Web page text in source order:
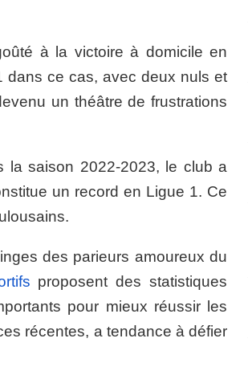
à la victoire à domicile en
dans ce cas, avec deux nuls et
un théâtre de frustrations
la saison 2022-2023, le club a
un record en Ligue 1. Ce
des parieurs amoureux du
proposent des statistiques
pour mieux réussir les
récentes, a tendance à défier